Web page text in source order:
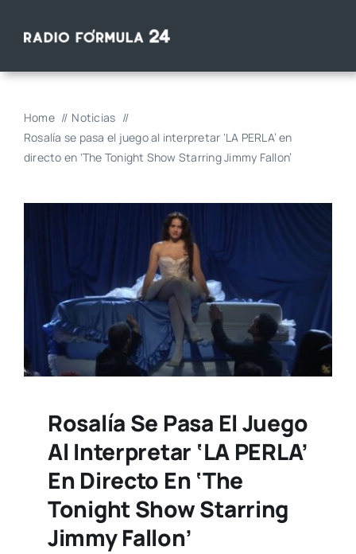
Home
Noticias
Rosalía se pasa el juego al interpretar ‘LA PERLA’ en
directo en ‘The Tonight Show Starring Jimmy Fallon’
Rosalía Se Pasa El Juego
Al Interpretar ‘LA PERLA’
En Directo En ‘The
Tonight Show Starring
Jimmy Fallon’